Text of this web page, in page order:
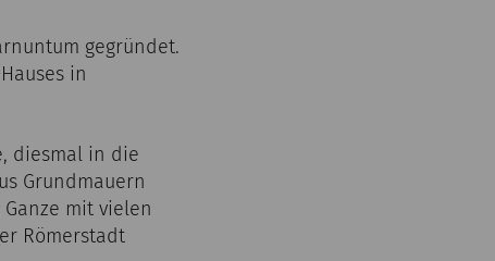
gegründet.
in
diesmal in die
Grundmauern
mit vielen
Römerstadt